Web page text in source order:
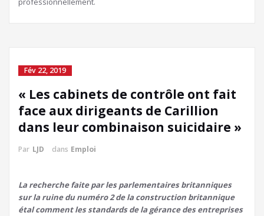
Fév 22, 2019
« Les cabinets de contrôle ont fait
face aux dirigeants de Carillion
dans leur combinaison suicidaire »
Par LJD dans Emploi
La recherche faite par les parlementaires britanniques
sur la ruine du numéro 2 de la construction britannique
étal comment les standards de la gérance des entreprises